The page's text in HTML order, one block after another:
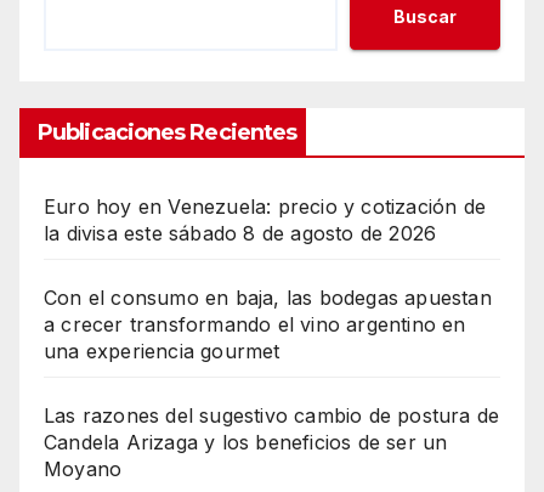
Buscar
Publicaciones Recientes
Euro hoy en Venezuela: precio y cotización de
la divisa este sábado 8 de agosto de 2026
Con el consumo en baja, las bodegas apuestan
a crecer transformando el vino argentino en
una experiencia gourmet
Las razones del sugestivo cambio de postura de
Candela Arizaga y los beneficios de ser un
Moyano